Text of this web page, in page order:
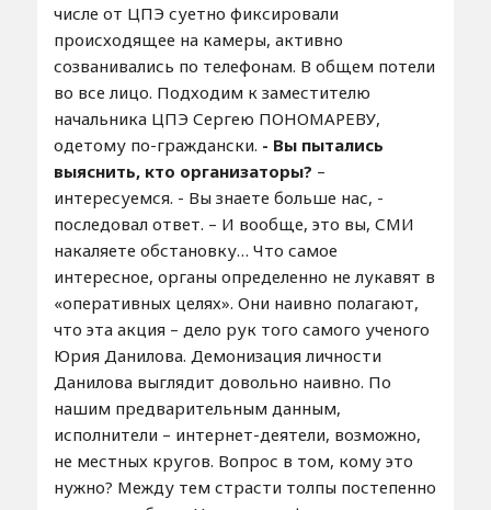
числе от ЦПЭ суетно фиксировали
происходящее на камеры, активно
созванивались по телефонам. В общем потели
во все лицо. Подходим к заместителю
начальника ЦПЭ Сергею ПОНОМАРЕВУ,
одетому по-граждански. - Вы пытались
выяснить, кто организаторы? –
интересуемся. - Вы знаете больше нас, -
последовал ответ. – И вообще, это вы, СМИ
накаляете обстановку… Что самое
интересное, органы определенно не лукавят в
«оперативных целях». Они наивно полагают,
что эта акция – дело рук того самого ученого
Юрия Данилова. Демонизация личности
Данилова выглядит довольно наивно. По
нашим предварительным данным,
исполнители – интернет-деятели, возможно,
не местных кругов. Вопрос в том, кому это
нужно? Между тем страсти толпы постепенно